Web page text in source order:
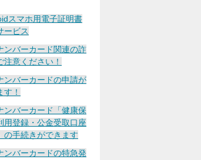
スマホ用電子証明書
ービス
ンバーカード関連の詐
注意ください！
ンバーカードの申請が
す！
ンバーカード「健康保
用登録・公金受取口座
の手続きができます
ンバーカードの特急発